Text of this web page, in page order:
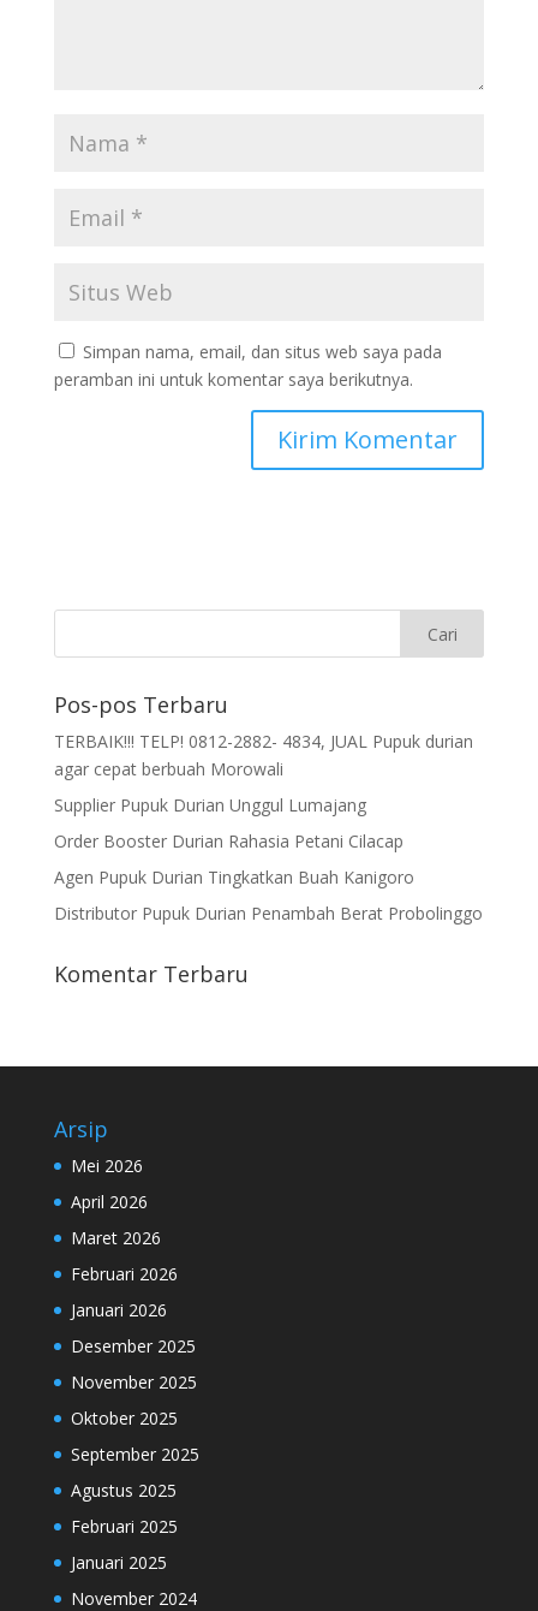
Simpan nama, email, dan situs web saya pada
peramban ini untuk komentar saya berikutnya.
Pos-pos Terbaru
TERBAIK!!! TELP! 0812-2882- 4834, JUAL Pupuk durian
agar cepat berbuah Morowali
Supplier Pupuk Durian Unggul Lumajang
Order Booster Durian Rahasia Petani Cilacap
Agen Pupuk Durian Tingkatkan Buah Kanigoro
Distributor Pupuk Durian Penambah Berat Probolinggo
Komentar Terbaru
Arsip
Mei 2026
April 2026
Maret 2026
Februari 2026
Januari 2026
Desember 2025
November 2025
Oktober 2025
September 2025
Agustus 2025
Februari 2025
Januari 2025
November 2024